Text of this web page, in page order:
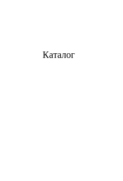
Каталог